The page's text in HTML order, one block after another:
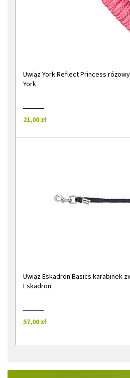
Uwiąz York Reflect Princess różowy
York
21,00 zł
Uwiąz Eskadron Basics karabinek
Eskadron
57,00 zł